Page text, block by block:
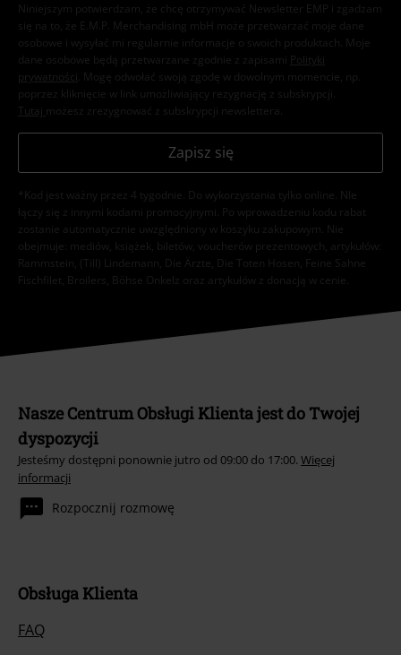
Niniejszym potwierdzam, że chcę otrzymywać Newsletter EMP i zgadzam
się na to, że E.M.P. Merchandising mbH może przetwarzać moje dane
osobowe i wysyłać mi regularnie informacje o swoich produktach. Moje
dane osobowe będą przetwarzane zgodnie z zapisami
Polityki
prywatności . Mogę odwołać swoją zgodę w dowolnym momencie, np.
poprzez kliknięcie w link umożliwiający rezygnację z subskrypcji.
Tutaj możesz zrezygnować z subskrypcji newslettera.
Zapisz się
*Kod jest ważny przez 4 tygodnie. Do wykorzystania tylko online. NIe
łączy się z innymi kodami promocyjnymi. Po wprowadzeniu kodu rabat
zostanie automatycznie uwzględniony w koszyku zakupowym. Nie
obejmuje: mediów, książek, biletów, voucherów prezentowych, artykułów:
Rammstein, (Till) Lindemann, Die Ärzte, Die Toten Hosen, Feine Sahne
Fischfilet, Broilers, Böhse Onkelz oraz artykułów z donacją w cenie.
Nasze Centrum Obsługi Klienta jest do Twojej
dyspozycji
Jesteśmy dostępni ponownie jutro od 09:00 do 17:00. Więcej
informacji
Rozpocznij rozmowę
Obsługa Klienta
FAQ